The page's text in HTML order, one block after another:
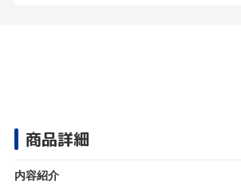
商品詳細
内容紹介